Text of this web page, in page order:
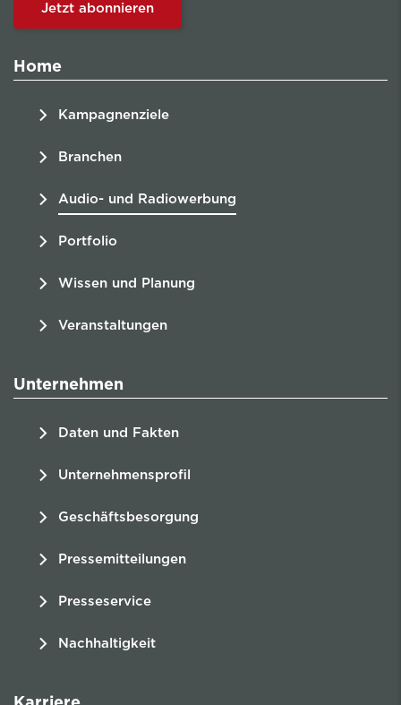
Jetzt abonnieren
Home
Kampagnenziele
Branchen
Audio- und Radiowerbung
Portfolio
Wissen und Planung
Veranstaltungen
Unternehmen
Daten und Fakten
Unternehmensprofil
Geschäftsbesorgung
Pressemitteilungen
Presseservice
Nachhaltigkeit